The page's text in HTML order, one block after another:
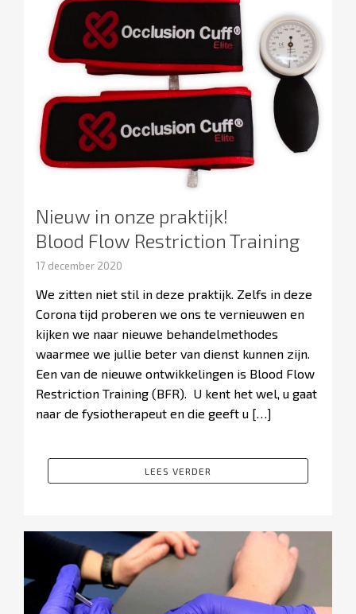
Nieuw in onze praktijk!
Blood Flow Restriction Training
17 december 2020
We zitten niet stil in deze praktijk. Zelfs in deze
Corona tijd proberen we ons te vernieuwen en
kijken we naar nieuwe behandelmethodes
waarmee we jullie beter van dienst kunnen zijn.
Een van de nieuwe ontwikkelingen is Blood Flow
Restriction Training (BFR). U kent het wel, u gaat
naar de fysiotherapeut en die geeft u […]
LEES VERDER